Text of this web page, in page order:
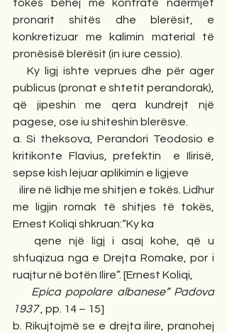
tokës bëhej me kontratë ndërmjet
pronarit shitës dhe blerësit, e
konkretizuar me kalimin material të
pronësisë blerësit (in iure cessio).
Ky ligj ishte veprues dhe për ager
publicus (pronat e shtetit perandorak),
që jipeshin me qera kundrejt një
pagese, ose iu shiteshin blerësve.
a. Si theksova, Perandori Teodosio e
kritikonte Flavius, prefektin  e Ilirisë,
sepse kish lejuar aplikimin e ligjeve
ilire në lidhje me shitjen e tokës. Lidhur
me ligjin romak të shitjes të tokës,
Ernest Koliqi shkruan:“Ky ka
qene një ligj i asaj kohe, që u
shfuqizua nga e Drejta Romake, por i
ruajtur në botën Ilire”. [Ernest Koliqi,
Epica popolare albanese” Padova
1937 , pp. 14 – 15]
b. Rikujtojmë se e drejta ilire, pranohej